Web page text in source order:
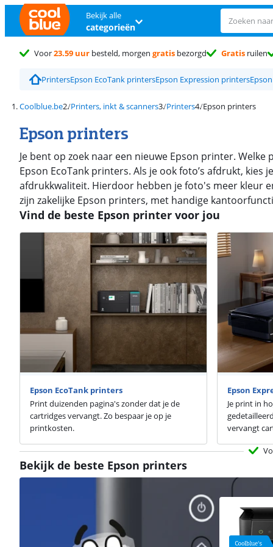
Bekijk alle
categorieën
Voor23.59 uur besteld, morgen gratis bezorgd Gratis ruilen
PrintersEpson EcoTank printersEpson Expression printers
Coolblue.be Printers, inkt & scanners Printers Epson printers
Epson printers
Je bent op zoek naar een nieuwe Epson printer.
Epson EcoTank printers. Als je ook foto’s afdrukt,
afdrukkwaliteit. Hierdoor hebben je foto's meer kleur
zijn zakelijke Epson printers, met handige
Vind de beste Epson printer voor jou
Epson EcoTank printers
Print duizenden pagina's zonder dat je de
cartridges vervangt. Zo bespaar je op je
printkosten.
Epson
Je print in
vervangt
Bekijk de beste Epson printers